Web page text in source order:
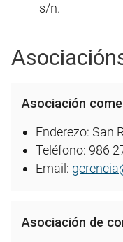
s/n.
Asociación
Enderezo: San
Teléfono: 986
Email:
Asociación de